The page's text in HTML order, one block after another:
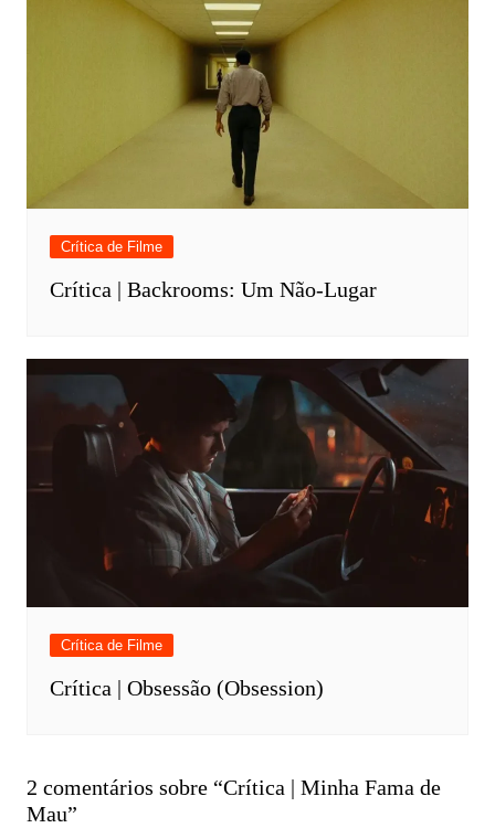
Crítica de Filme
Crítica | Backrooms: Um Não-Lugar
Crítica de Filme
Crítica | Obsessão (Obsession)
2 comentários sobre “Crítica | Minha Fama de
Mau”